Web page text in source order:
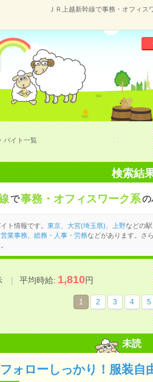
ＪＲ上越新幹線で事務・オフィ
バイト一覧
検索結
で事務・オフィスワーク系の
ト情報です。 東京、 大宮(埼玉県) 上野などの
営業事務、 総務・人事・労務などがあります。さら
平均時給:1,810円
1 2 3 4 5
未読
ォローしっかり！服装自